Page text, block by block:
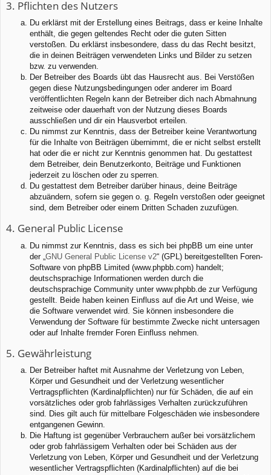
3. Pflichten des Nutzers
Du erklärst mit der Erstellung eines Beitrags, dass er keine Inhalte
enthält, die gegen geltendes Recht oder die guten Sitten
verstoßen. Du erklärst insbesondere, dass du das Recht besitzt,
die in deinen Beiträgen verwendeten Links und Bilder zu setzen
bzw. zu verwenden.
Der Betreiber des Boards übt das Hausrecht aus. Bei Verstößen
gegen diese Nutzungsbedingungen oder anderer im Board
veröffentlichten Regeln kann der Betreiber dich nach Abmahnung
zeitweise oder dauerhaft von der Nutzung dieses Boards
ausschließen und dir ein Hausverbot erteilen.
Du nimmst zur Kenntnis, dass der Betreiber keine Verantwortung
für die Inhalte von Beiträgen übernimmt, die er nicht selbst erstellt
hat oder die er nicht zur Kenntnis genommen hat. Du gestattest
dem Betreiber, dein Benutzerkonto, Beiträge und Funktionen
jederzeit zu löschen oder zu sperren.
Du gestattest dem Betreiber darüber hinaus, deine Beiträge
abzuändern, sofern sie gegen o. g. Regeln verstoßen oder geeignet
sind, dem Betreiber oder einem Dritten Schaden zuzufügen.
4. General Public License
Du nimmst zur Kenntnis, dass es sich bei phpBB um eine unter
der „ GNU General Public License v2“ (GPL) bereitgestellten Foren-
Software von phpBB Limited (www.phpbb.com) handelt;
deutschsprachige Informationen werden durch die
deutschsprachige Community unter www.phpbb.de zur Verfügung
gestellt. Beide haben keinen Einfluss auf die Art und Weise, wie
die Software verwendet wird. Sie können insbesondere die
Verwendung der Software für bestimmte Zwecke nicht untersagen
oder auf Inhalte fremder Foren Einfluss nehmen.
5. Gewährleistung
Der Betreiber haftet mit Ausnahme der Verletzung von Leben,
Körper und Gesundheit und der Verletzung wesentlicher
Vertragspflichten (Kardinalpflichten) nur für Schäden, die auf ein
vorsätzliches oder grob fahrlässiges Verhalten zurückzuführen
sind. Dies gilt auch für mittelbare Folgeschäden wie insbesondere
entgangenen Gewinn.
Die Haftung ist gegenüber Verbrauchern außer bei vorsätzlichem
oder grob fahrlässigem Verhalten oder bei Schäden aus der
Verletzung von Leben, Körper und Gesundheit und der Verletzung
wesentlicher Vertragspflichten (Kardinalpflichten) auf die bei